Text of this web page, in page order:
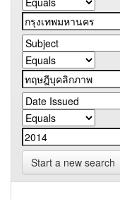
Start a new search